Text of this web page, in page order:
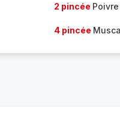
2 pincée Poivre
4 pincée